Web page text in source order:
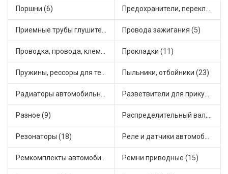
Поршни (6) Предохранители, переключатели, кнопки автомобильные (43)
Приемные трубы глушителя (1) Провода зажигания (5)
Проводка, провода, клеммы и разъемы (7) Прокладки (11)
Пружины, рессоры для техники (7) Пыльники, отбойники (23)
Радиаторы автомобильные (7) Разветвители для прикуривателя (2)
Разное (9) Распределительный вал, шестерни распределительного (3)
Резонаторы (18) Реле и датчики автомобильные (81)
Ремкомплекты автомобильные (19) Ремни приводные (15)